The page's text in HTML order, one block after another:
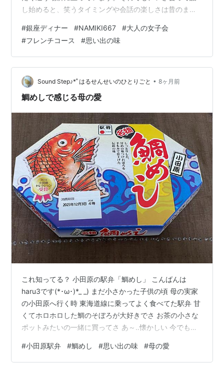
し始めると、笑うタイミングや会話の楽しさは昔のま
た夜でした。 場所は、銀座・ハイアット セントリックの
オールデイダイニング「NAMIKI667」。天井が高く、テ
ーブルの間隔もゆったりしていて、大人が落ち着いて会
話を楽しめる雰囲気のお店です。 とはいえ、いわゆる“高
級店”のように背筋を伸ばして構えてしまう感じはなく、
ウェイターさんたちはとてもフレンド…
#銀座ディナー #NAMIKI667 #大人の女子会
#フレンチコース #思い出の味
Sound Step♪*ﾟはるせんせいのひとりごと • 8ヶ月前
鯛めしで感じる母の愛
これ知ってる？ 小田原の駅弁「鯛めし」 こんばんは
haru3です(*･ω･)*_ _) まだ小さかった子供の頃 母の実家
の小田原へ行く時 東海道線に乗ってよく食べてた駅弁 甘
くてホロホロした鯛のそぼろが大好きでさ お茶の小さな
ポットみたいの一緒に買ってさ あ～‥懐かしい 今でも
った母から はるさん！ 鯛めしあったから買って帰るね！
って連絡が ✧ \( °∀° )/ ✧ﾜｰｲ 夕飯は具だくさんのお味噌
#小田原駅弁 #鯛めし #思い出の味 #母の愛